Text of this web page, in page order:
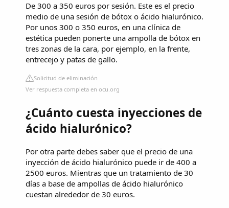
De 300 a 350 euros por sesión. Este es el precio
medio de una sesión de bótox o ácido hialurónico.
Por unos 300 o 350 euros, en una clínica de
estética pueden ponerte una ampolla de bótox en
tres zonas de la cara, por ejemplo, en la frente,
entrecejo y patas de gallo.
Solicitud de eliminación
Ver respuesta completa en ocu.org
¿Cuánto cuesta inyecciones de
ácido hialurónico?
Por otra parte debes saber que el precio de una
inyección de ácido hialurónico puede ir de 400 a
2500 euros. Mientras que un tratamiento de 30
días a base de ampollas de ácido hialurónico
cuestan alrededor de 30 euros.